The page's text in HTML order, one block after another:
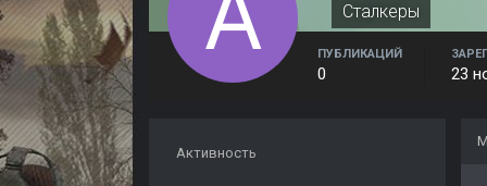
Сталкеры
ПУБЛИКАЦИЙ
0 23
Активность